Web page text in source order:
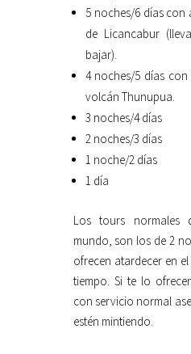
5 noches/6 días con
de Licancabur
bajar).
4 noches/5 días
volcán Thunupua.
3 noches/4 días
2 noches/3 días
1 noche/2 días
1 día
Los tours
mundo, son los de 2
ofrecen atardecer en
tiempo. Si te lo
con servicio normal
estén mintiendo.